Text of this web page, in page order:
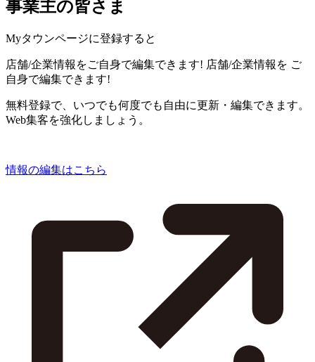
事業主の皆さま
Myタウンページに登録すると
店舗/企業情報をご自身で編集できます! 店舗/企業情報を ご
自身で編集できます!
無料登録で、いつでも何度でも自由に更新・編集できます。
Web集客を強化しましょう。
情報の編集はこちら